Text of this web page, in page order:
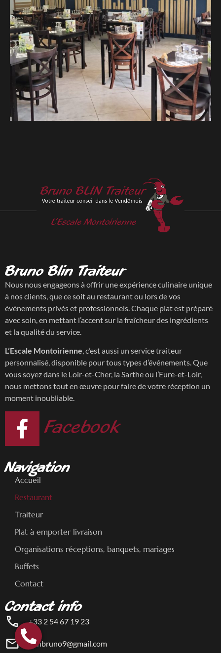
Bruno Blin Traiteur
Nous nous engageons à offrir une expérience culinaire unique
à nos clients, que ce soit au restaurant ou lors de vos
événements privés et professionnels. Chaque plat est préparé
avec soin, en mettant l’accent sur la fraîcheur des ingrédients
et la qualité du service.
L’Escale Montoirienne, c’est aussi un service traiteur
personnalisé, disponible pour tous types d’événements. Que
vous soyez dans le Loir-et-Cher, la Sarthe ou l’Eure-et-Loir,
nous mettons tout en œuvre pour faire de votre réception un
moment inoubliable.
Facebook
Navigation
Accueil
Restaurant
Traiteur
Plat à emporter livraison
Organisations réceptions, banquets, mariages
Buffets
Contact
Contact info
+33 2 54 67 19 23
blinbruno9@gmail.com